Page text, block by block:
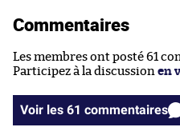
Commentaires
Les membres ont posté 61
Participez à la discussion en
Voir les 61 commentaires